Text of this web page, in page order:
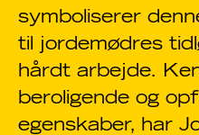
symboliserer
til jordemødres
hårdt arbejde.
beroligende og
egenskaber, har